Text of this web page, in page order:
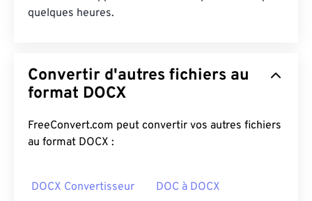
quelques heures.
Convertir d'autres fichiers au
format DOCX
FreeConvert.com peut convertir vos autres fichiers
au format DOCX :
DOCX Convertisseur DOC à DOCX